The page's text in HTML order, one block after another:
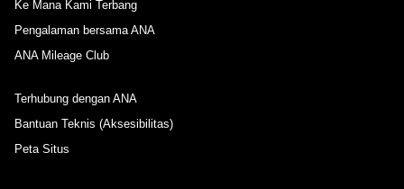
Ke Mana Kami Terbang
Pengalaman bersama ANA
ANA Mileage Club
Terhubung dengan ANA
Bantuan Teknis (Aksesibilitas)
Peta Situs